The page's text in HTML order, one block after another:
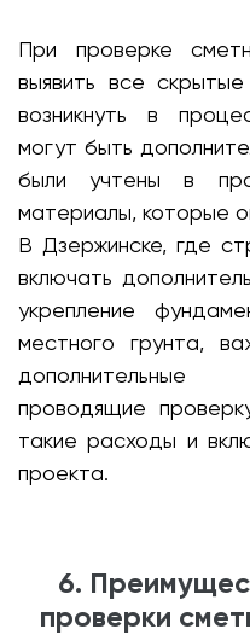
При проверке
выявить все
возникнуть в
могут быть
были учтены в
материалы, которые
В Дзержинске, где
включать
укрепление
местного грунта,
проводящие
такие расходы и
проекта.
6.
проверки